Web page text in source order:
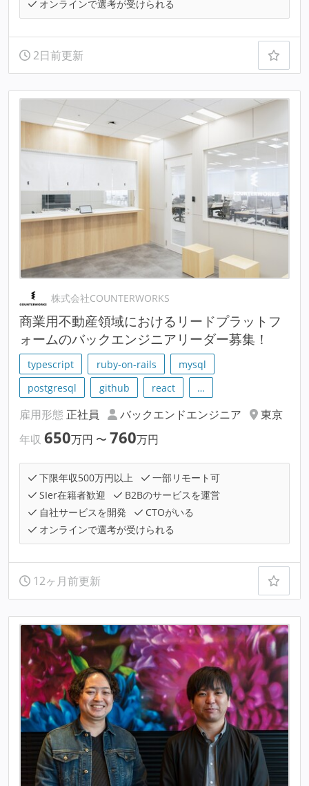
オンラインで選考が受けられる
2日前更新
株式会社COUNTERWORKS
商業用不動産領域におけるリードプラットフ
ォームのバックエンジニアリーダー募集！
typescript ruby-on-rails
mysql
postgresql
github react …
雇用形態 正社員 バックエンドエンジニア
東京
年収 650万円 〜 760万円
下限年収500万円以上
一部リモート可
SIer在籍者歓迎
B2Bのサービスを運営
自社サービスを開発
CTOがいる
オンラインで選考が受けられる
12ヶ月前更新